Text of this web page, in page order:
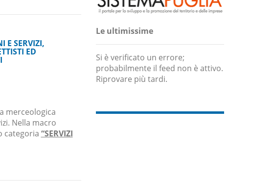
E SERVIZI,
ED
merceologica
Nella macro
categoria “SERVIZI
Le ultimissime
Si è verificato un errore;
probabilmente il feed non è attivo.
Riprovare più tardi.